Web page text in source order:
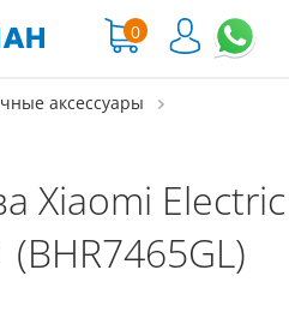
0
аксессуары
Xiaomi Electric
(BHR7465GL)